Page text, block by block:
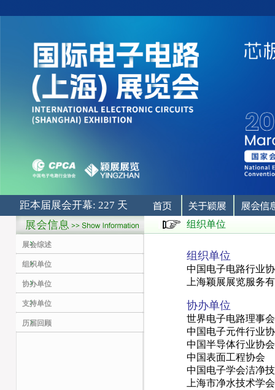
距本届展会开幕: 227 天
展会综述
组织单位
协办单位
支持单位
历届回顾
组织单位
组织单位
中国电子电路行业
上海颖展展览服务
协办单位
世界电子电路理事
中国电子元件行业
中国半导体行业协会
中国表面工程协会
中国电子学会洁净
上海市净水技术学会